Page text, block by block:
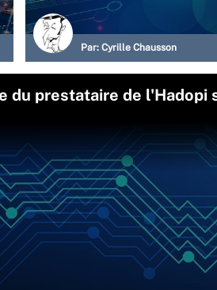
Par: Cyrille Chausson
du prestataire de l'Hadopi